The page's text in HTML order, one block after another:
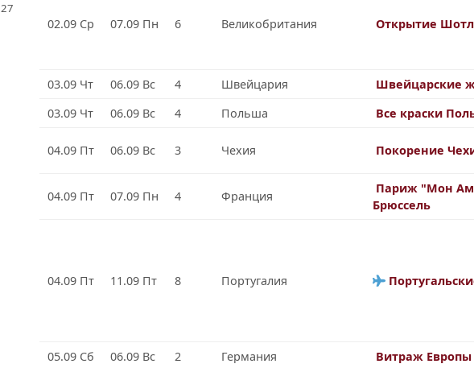
27
02.09 Ср 07.09 Пн 6 Великобритания Открытие
03.09 Чт 06.09 Вс 4 Швейцария
Швейцарские
03.09 Чт
06.09 Вс 4 Польша Все краски
04.09 Пт 06.09 Вс 3 Чехия Покорение
04.09 Пт 07.09 Пн 4 Франция
Париж "Мон
Брюссель
04.09 Пт 11.09 Пт 8 Португалия
05.09 Сб 06.09 Вс 2 Германия Витраж Европы